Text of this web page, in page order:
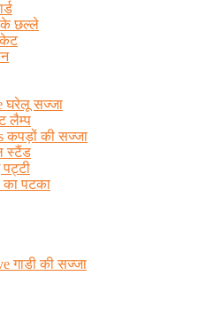
के छल्ले
घरेलू सज्जा
लैम्प
कपड़ों की सज्जा
स्टैंड
पटका
गाडी की सज्जा